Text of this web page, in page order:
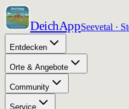
DeichAppSeevetal ·
Entdecken
Orte & Angebote
Community
Service